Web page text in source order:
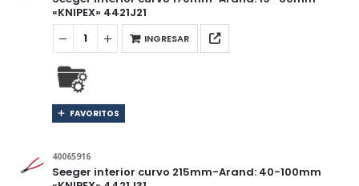
«KNIPEX» 4421J21
INGRESAR
FAVORITOS
40065916
Seeger interior curvo 215mm-Arand: 40-100mm